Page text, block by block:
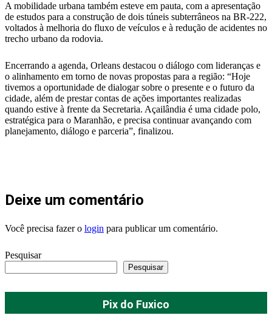
A mobilidade urbana também esteve em pauta, com a apresentação
de estudos para a construção de dois túneis subterrâneos na BR-222,
voltados à melhoria do fluxo de veículos e à redução de acidentes no
trecho urbano da rodovia.
Encerrando a agenda, Orleans destacou o diálogo com lideranças e
o alinhamento em torno de novas propostas para a região: “Hoje
tivemos a oportunidade de dialogar sobre o presente e o futuro da
cidade, além de prestar contas de ações importantes realizadas
quando estive à frente da Secretaria. Açailândia é uma cidade polo,
estratégica para o Maranhão, e precisa continuar avançando com
planejamento, diálogo e parceria”, finalizou.
Deixe um comentário
Você precisa fazer o login para publicar um comentário.
Pesquisar
Pesquisar
Pix do Fuxico